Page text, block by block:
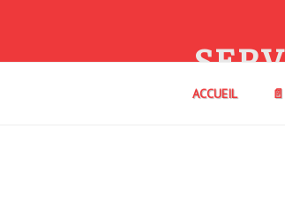
ACCUEIL